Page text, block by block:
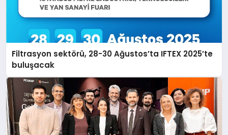
Filtrasyon sektörü, 28-30 Ağustos’ta IFTEX 2025’te
buluşacak